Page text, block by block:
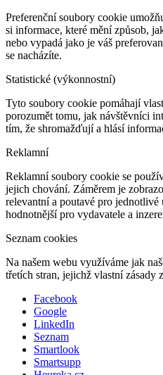
Preferenční soubory cookie
si informace, které mění způsob,
nebo vypadá jako je váš
se nacházíte.
Statistické (výkonnostní)
Tyto soubory cookie pomáhají
porozumět tomu, jak návštěvníci
tím, že shromažďují a hlásí
Reklamní
Reklamní soubory cookie se
jejich chování. Záměrem je
relevantní a poutavé pro jednotlivé
hodnotnější pro vydavatele a
Seznam cookies
Na našem webu využíváme jak
třetích stran, jejichž vlastní zásady
Facebook
Google
LinkedIn
Seznam
Smartlook
Smartsupp